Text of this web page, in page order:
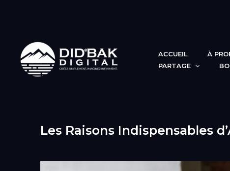
ACCUEIL À
PARTAGE
Les Raisons Indispensables